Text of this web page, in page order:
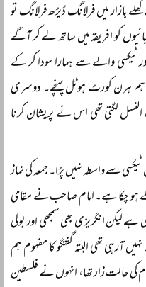
بازار میں فرلانگ ڈیڑھ فرلانگ تو
کو افریقہ میں ساتھ لے کر آگے
ٹیکسی والے سے ہمارا سودا کر کے
ہم ہرن کورٹ ہوٹل پہنچے۔ دوسری
لگتی تھی اس نے پریشان کرنا
سے واسطہ نہیں پڑا۔ جمعہ کی نماز
ہو چکا ہے۔ امام صاحب نے مقامی
ہے لیکن انگریزی بھی سمجھی اور بولی
آرہی تھی البتہ گفتگو کا مفہوم ہم
کی حالت زار تھا، انہوں نے فلسطین